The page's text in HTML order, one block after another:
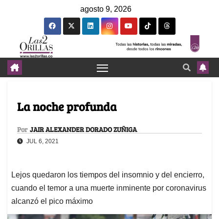
agosto 9, 2026
La noche profunda
Por JAIR ALEXANDER DORADO ZUÑIGA
JUL 6, 2021
Lejos quedaron los tiempos del insomnio y del encierro,
cuando el temor a una muerte inminente por coronavirus
alcanzó el pico máximo